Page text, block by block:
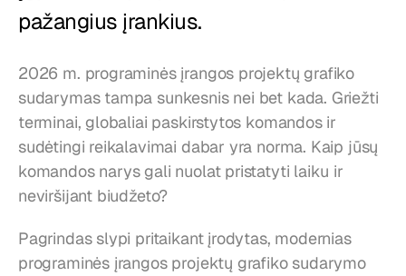
pažangius įrankius.
2026 m. programinės įrangos projektų grafiko
sudarymas tampa sunkesnis nei bet kada. Griežti
terminai, globaliai paskirstytos komandos ir
sudėtingi reikalavimai dabar yra norma. Kaip jūsų
komandos narys gali nuolat pristatyti laiku ir
neviršijant biudžeto?
Pagrindas slypi pritaikant įrodytas, modernias
programinės įrangos projektų grafiko sudarymo